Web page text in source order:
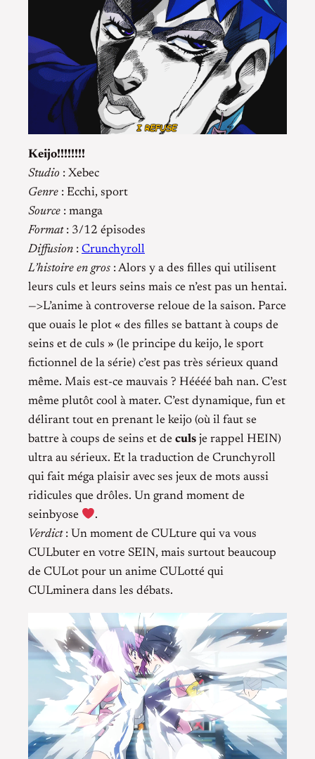
Keijo!!!!!!!!
Studio : Xebec
Genre : Ecchi, sport
Source : manga
Format: 3/12 épisodes
Diffusion : Crunchyroll
L’histoire en gros : Alors y a des filles qui utilisent
leurs culs et leurs seins mais ce n’est pas un hentai.
—>L’anime à controverse reloue de la saison. Parce
que ouais le plot « des filles se battant à coups de
seins et de culs » (le principe du keijo, le sport
fictionnel de la série) c’est pas très sérieux quand
même. Mais est-ce mauvais ? Héééé bah nan. C’est
même plutôt cool à mater. C’est dynamique, fun et
délirant tout en prenant le keijo (où il faut se
battre à coups de seins et de culs je rappel HEIN)
ultra au sérieux. Et la traduction de Crunchyroll
qui fait méga plaisir avec ses jeux de mots aussi
ridicules que drôles. Un grand moment de
seinbyose
.
Verdict: Un moment de CULture qui va vous
CULbuter en votre SEIN, mais surtout beaucoup
de CULot pour un anime CULotté qui
CULminera dans les débats.